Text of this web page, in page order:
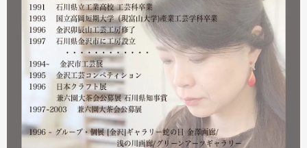
営業をしております。配送につきましても金沢から発送す
る分につきましては問題ありませんのでご安心ください。
皆様には多大なご心配をおかけしており心苦しいばかりで
はありますが、今後とも紅里工房をどうぞよろしくお願い
いたします。
漆工芸・紅里工房 寺嶋絵里子
2023.02